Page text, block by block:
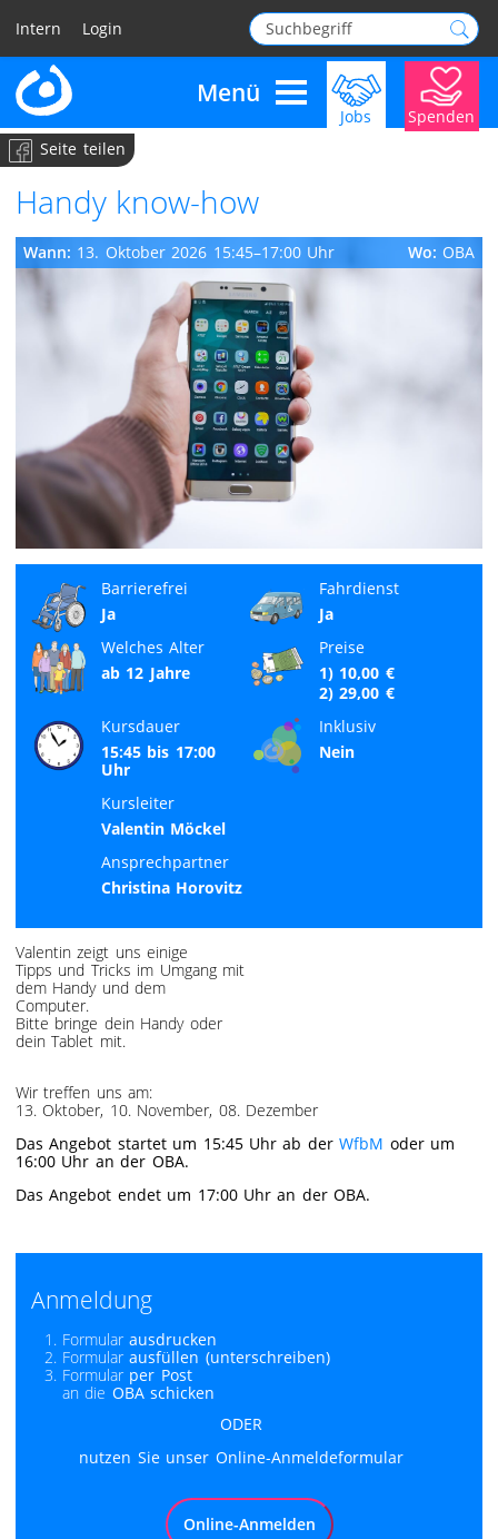
Intern Login
Menü
Navigation überspringen
Jobs
Spenden
Seite teilen
Handy know-how
Wann: 13. Oktober 2026 15:45–17:00 Uhr Wo: OBA
Barrierefrei
Ja
Fahrdienst
Ja
Welches Alter
ab 12 Jahre
Preise
1) 10,00 €
2) 29,00 €
Kursdauer
15:45 bis 17:00
Uhr
Inklusiv
Nein
Kursleiter
Valentin Möckel
Ansprechpartner
Christina Horovitz
Valentin zeigt uns einige
Tipps und Tricks im Umgang mit
dem Handy und dem
Computer.
Bitte bringe dein Handy oder
dein Tablet mit.
Wir treffen uns am:
13. Oktober, 10. November, 08. Dezember
Das Angebot startet um 15:45 Uhr ab derWfbM oder um
16:00 Uhr an der OBA.
Das Angebot endet um 17:00 Uhr an der OBA.
Anmeldung
Formularausdrucken
Formularausfüllen (unterschreiben)
Formular per Post
an die OBA schicken
ODER
nutzen Sie unser Online-Anmeldeformular
Online-Anmelden